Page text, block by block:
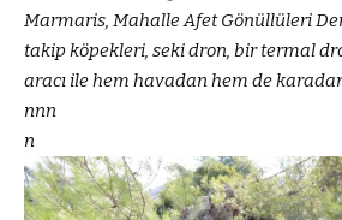
Marmaris, Mahalle Afet Gönüllüleri
takip köpekleri, seki dron, bir termal
aracı ile hem havadan hem de
nnn
n